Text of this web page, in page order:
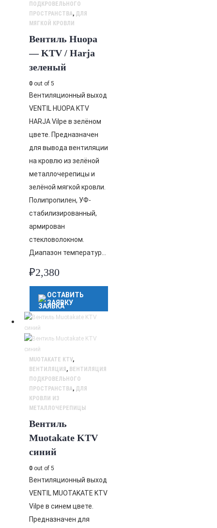
ПОДКРОВЕЛЬНОГО
ПРОСТРАНСТВА, ДЛЯ
МЯГКОЙ КРОВЛИ
Вентиль Huopa
— KTV / Harja
зеленый
0 out of 5
Вентиляционный выход
VENTIL HUOPA KTV
HARJA Vilpe в зелёном
цвете. Предназначен
для вывода вентиляции
на кровлю из зелёной
металлочерепицы и
зелёной мягкой кровли.
Полипропилен, УФ-
стабилизированный,
армирован
стекловолокном.
Диапазон температур…
₽2,380
ОСТАВИТЬ
ЗАЯВКУ
MUOTAKATE KTV,
ВЕНТИЛЯЦИЯ , ВЕНТИЛЯЦИЯ
ПОДКРОВЕЛЬНОГО
ПРОСТРАНСТВА, ДЛЯ
КРОВЛИ ИЗ
МЕТАЛЛОЧЕРЕПИЦЫ
Вентиль
Muotakate KTV
синий
0 out of 5
Вентиляционный выход
VENTIL MUOTAKATE KTV
Vilpe в синем цвете.
Предназначен для